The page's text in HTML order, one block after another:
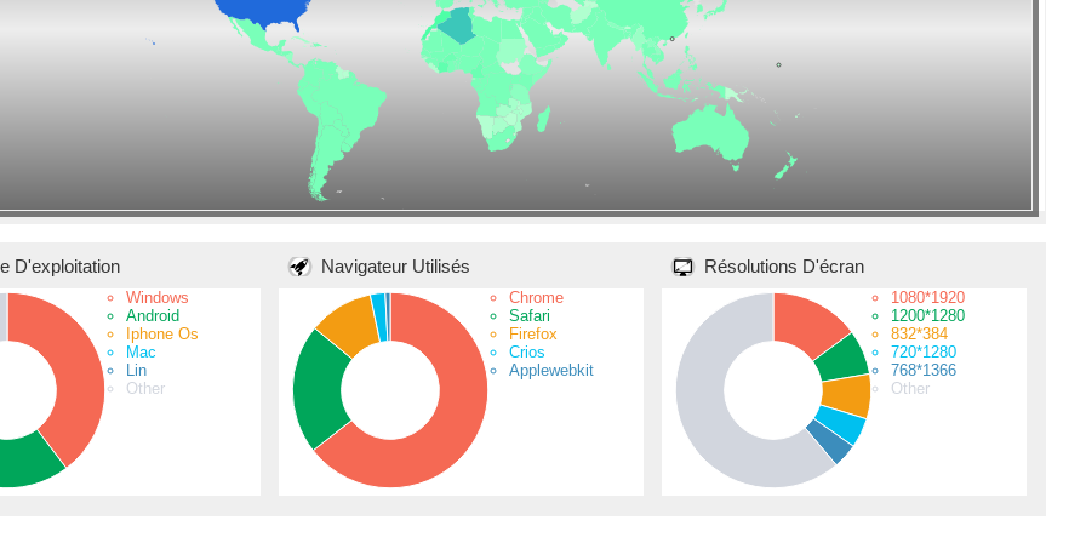
D'exploitation
Windows
Android
Iphone Os
Mac
Lin
Other
Navigateur Utilisés
Chrome
Safari
Firefox
Crios
Applewebkit
Résolutions D'écran
1080*1920
1200*1280
832*384
720*1280
768*1366
Other